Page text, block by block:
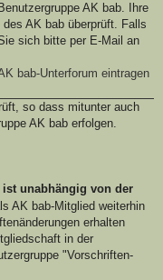
AK bab. Ihre
AK bab überprüft. Falls
sich bitte per E-Mail an
bab-Unterforum eintragen
so dass mitunter auch
AK bab erfolgen.
ist unabhängig von der
AK bab-Mitglied weiterhin
erhalten
in der
"Vorschriften-